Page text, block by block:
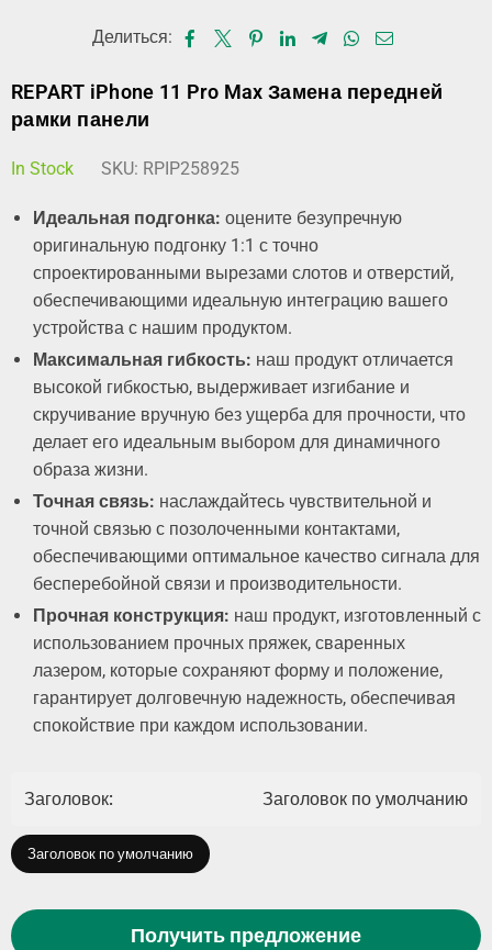
Делиться:
REPART iPhone 11 Pro Max Замена передней
рамки панели
In Stock SKU: RPIP258925
Идеальная подгонка: оцените безупречную
оригинальную подгонку 1:1 с точно
спроектированными вырезами слотов и отверстий,
обеспечивающими идеальную интеграцию вашего
устройства с нашим продуктом.
Максимальная гибкость: наш продукт отличается
высокой гибкостью, выдерживает изгибание и
скручивание вручную без ущерба для прочности, что
делает его идеальным выбором для динамичного
образа жизни.
Точная связь: наслаждайтесь чувствительной и
точной связью с позолоченными контактами,
обеспечивающими оптимальное качество сигнала для
бесперебойной связи и производительности.
Прочная конструкция: наш продукт, изготовленный с
использованием прочных пряжек, сваренных
лазером, которые сохраняют форму и положение,
гарантирует долговечную надежность, обеспечивая
спокойствие при каждом использовании.
Заголовок: Заголовок по умолчанию
Заголовок по умолчанию
Получить предложение